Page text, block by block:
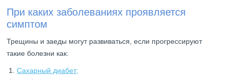
При каких заболеваниях проявляется
симптом
Трещины и заеды могут развиваться, если прогрессируют
такие болезни как:
Сахарный диабет;